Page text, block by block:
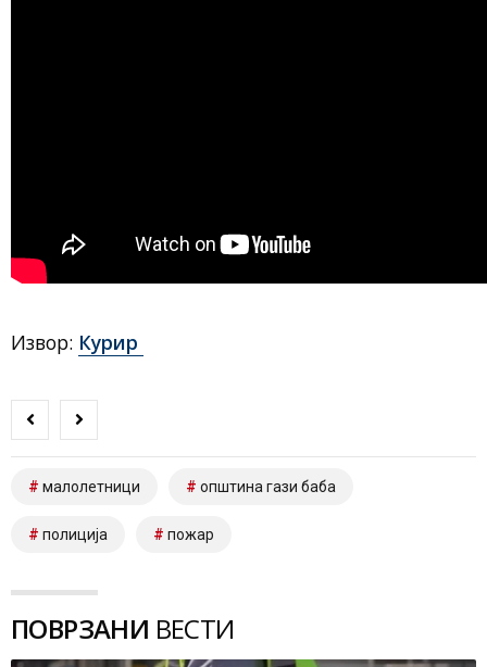
Извор: Курир
малолетници општина гази баба
полиција пожар
ПОВРЗАНИ ВЕСТИ